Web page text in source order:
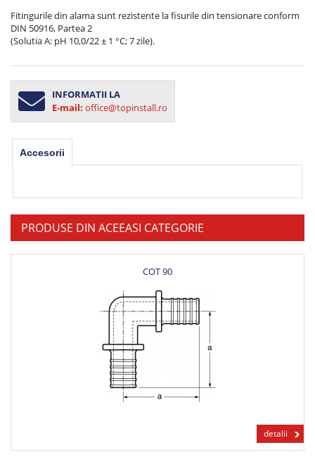
Fitingurile din alama sunt rezistente la fisurile din tensionare conform
DIN 50916, Partea 2
(Solutia A: pH 10,0/22 ± 1 °C; 7 zile).
INFORMATII LA
E-mail: office@topinstall.ro
Accesorii
PRODUSE DIN ACEEASI CATEGORIE
COT 90
detalii